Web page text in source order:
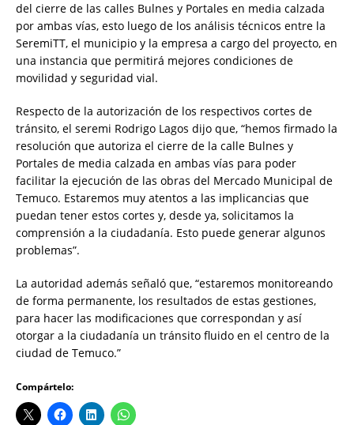
del cierre de las calles Bulnes y Portales en media calzada
por ambas vías, esto luego de los análisis técnicos entre la
SeremiTT, el municipio y la empresa a cargo del proyecto, en
una instancia que permitirá mejores condiciones de
movilidad y seguridad vial.
Respecto de la autorización de los respectivos cortes de
tránsito, el seremi Rodrigo Lagos dijo que, “hemos firmado la
resolución que autoriza el cierre de la calle Bulnes y
Portales de media calzada en ambas vías para poder
facilitar la ejecución de las obras del Mercado Municipal de
Temuco. Estaremos muy atentos a las implicancias que
puedan tener estos cortes y, desde ya, solicitamos la
comprensión a la ciudadanía. Esto puede generar algunos
problemas”.
La autoridad además señaló que, “estaremos monitoreando
de forma permanente, los resultados de estas gestiones,
para hacer las modificaciones que correspondan y así
otorgar a la ciudadanía un tránsito fluido en el centro de la
ciudad de Temuco.”
Compártelo: